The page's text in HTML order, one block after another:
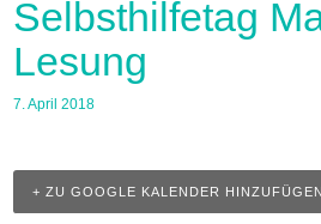
Selbsthilfetag
Lesung
7. April 2018
+ ZU GOOGLE KALENDER HINZUFÜGEN